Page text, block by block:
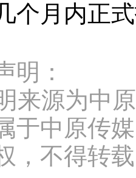
个月内正
明：
来源为中
于中原传
，不得转